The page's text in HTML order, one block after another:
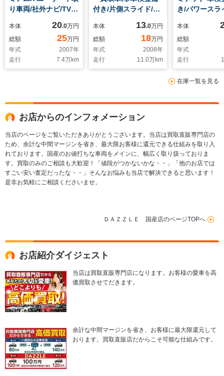
り車両/社外ナビ/TV/B
ラ/Bluetooth/ETC/ド
ライブレコーダー前
後/キーレスエントリ
ー/オートエアコン/純
正AW/
本体 20.0万円
総額
25万円
年式
2007年
走行
7.4万km
付き/片側スライド/社
スエントリー/エアコ
ン/パワステ/
本体 13.0万円
総額
18万円
年式
2008年
走行
11.0万km
き/パワースラ
ュスタート/オ
アコン/電動格
ー/
本体
総額
年式
走行
在庫一覧を見る
お店からのインフォメーション
当店のページをご覧いただきありがとうございます。当店は買取直販専門店の
ため、余計な中間マージンを省き、最大限お客様に還元できる仕組みを取り入
れております。国産のお値打ちな車両をメインに、幅広く取り扱っておりま
す。買取のみのご相談も大歓迎！「値段がつかないかな・・」「他のお店では
すごい安い査定だったな・・」そんなお悩みも当店で解決できると思います！
是非お気軽にご相談くださいませ。
ＤＡＺＺＬＥ 国産店のページTOPへ
お店紹介ダイジェスト
当店は買取直販専門店になります。お客様の愛車を高
価買取させてだきます。
余計な中間マージンを省き、お客様に最大限還元して
おります。買取直販店だからこそ可能な仕組みです。